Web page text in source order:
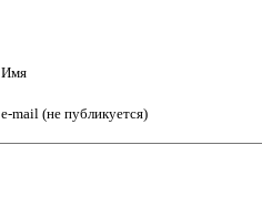
Имя
e-mail (не публикуется)